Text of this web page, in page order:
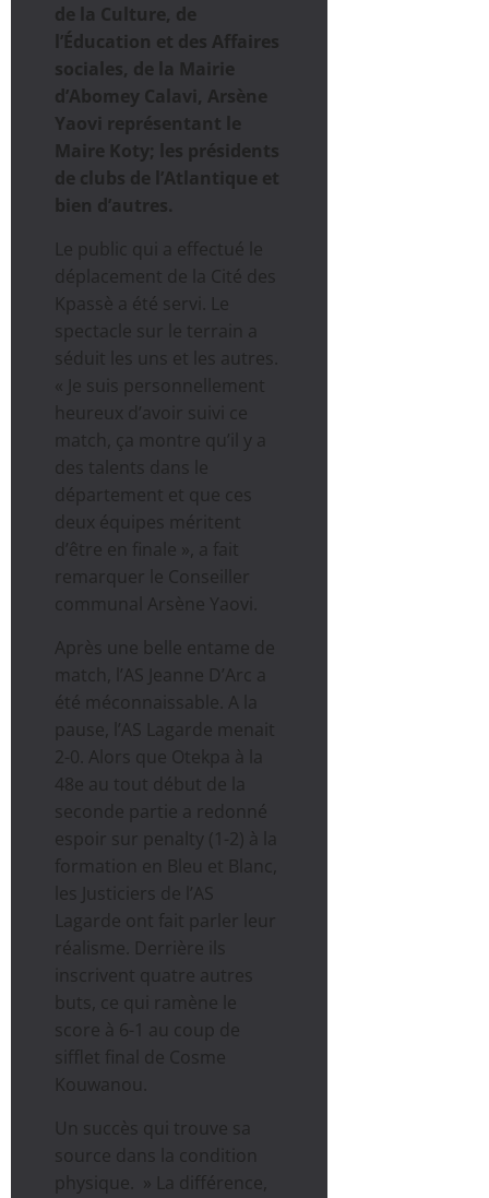
de la Culture, de
l’Éducation et des Affaires
sociales, de la Mairie
d’Abomey Calavi, Arsène
Yaovi représentant le
Maire Koty; les présidents
de clubs de l’Atlantique et
bien d’autres.
Le public qui a effectué le
déplacement de la Cité des
Kpassè a été servi. Le
spectacle sur le terrain a
séduit les uns et les autres.
« Je suis personnellement
heureux d’avoir suivi ce
match, ça montre qu’il y a
des talents dans le
département et que ces
deux équipes méritent
d’être en finale », a fait
remarquer le Conseiller
communal Arsène Yaovi.
Après une belle entame de
match, l’AS Jeanne D’Arc a
été méconnaissable. A la
pause, l’AS Lagarde menait
2-0. Alors que Otekpa à la
48e au tout début de la
seconde partie a redonné
espoir sur penalty (1-2) à la
formation en Bleu et Blanc,
les Justiciers de l’AS
Lagarde ont fait parler leur
réalisme. Derrière ils
inscrivent quatre autres
buts, ce qui ramène le
score à 6-1 au coup de
sifflet final de Cosme
Kouwanou.
Un succès qui trouve sa
source dans la condition
physique. » La différence,